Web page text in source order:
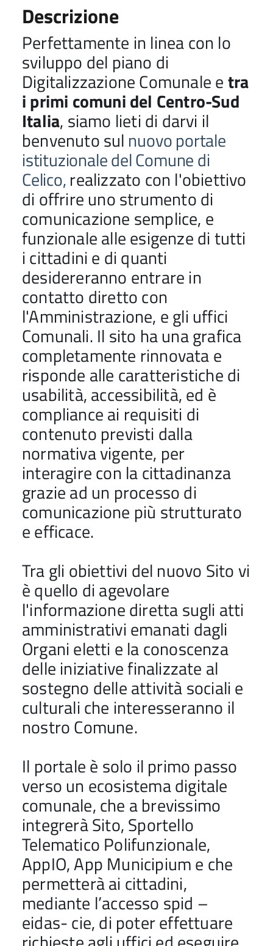
Descrizione
Perfettamente in linea con lo
sviluppo del piano di
Digitalizzazione Comunale etra
i primi comuni del Centro-Sud
Italia, siamo lieti di darvi il
benvenuto sul nuovo portale
istituzionale del Comune di
Celico,realizzato con l'obiettivo
di offrire uno strumento di
comunicazione semplice, e
funzionale alle esigenze di tutti
i cittadini e di quanti
desidereranno entrare in
contatto diretto con
l'Amministrazione, e gli uffici
Comunali. Il sito ha una grafica
completamente rinnovata e
risponde alle caratteristiche di
usabilità, accessibilità, ed è
compliance ai requisiti di
contenuto previsti dalla
normativa vigente, per
interagire con la cittadinanza
grazie ad un processo di
comunicazione più strutturato
e efficace.
Tra gli obiettivi del nuovo Sito vi
è quello di agevolare
l'informazione diretta sugli atti
amministrativi emanati dagli
Organi eletti e la conoscenza
delle iniziative finalizzate al
sostegno delle attività sociali e
culturali che interesseranno il
nostro Comune.
Il portale è solo il primo passo
verso un ecosistema digitale
comunale, che a brevissimo
integrerà Sito, Sportello
Telematico Polifunzionale,
AppIO, App Municipium e che
permetterà ai cittadini,
mediante l’accesso spid –
eidas- cie, di poter effettuare